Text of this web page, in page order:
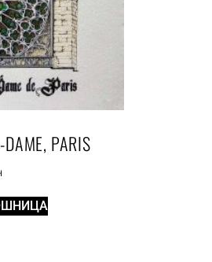
DAME, PARIS